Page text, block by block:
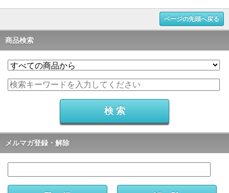
ページの先頭へ戻る
商品検索
メルマガ登録・解除